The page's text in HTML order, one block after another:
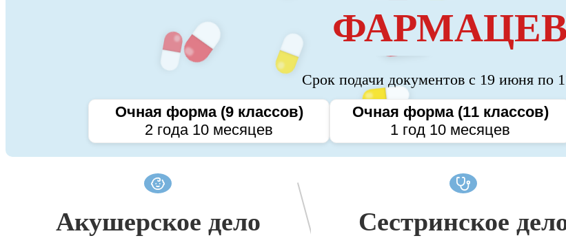
Срок подачи документов с 19 июня по
Очная форма (9 классов)
2 года 10 месяцев
Очная форма (11 классов)
1 год 10 месяцев
Акушерское дело Сестринское